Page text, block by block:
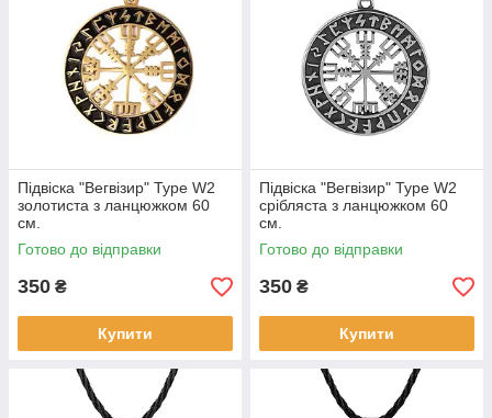
Підвіска "Вегвізир" Type W2
золотиста з ланцюжком 60
см.
Готово до відправки
350 ₴
Купити
Підвіска "Вегвізир" Type W2
срібляста з ланцюжком 60
см.
Готово до відправки
350 ₴
Купити